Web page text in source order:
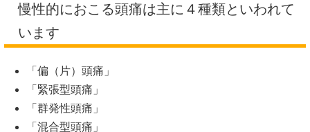
慢性的におこる頭痛は主に４種類といわれて
います
「偏（片）頭痛」
「緊張型頭痛」
「群発性頭痛」
「混合型頭痛」